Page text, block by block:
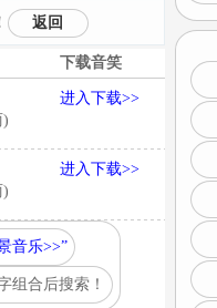
返回
下载音笑
)
进入下载>>
)
进入下载>>
音乐>>”
组合后搜索！